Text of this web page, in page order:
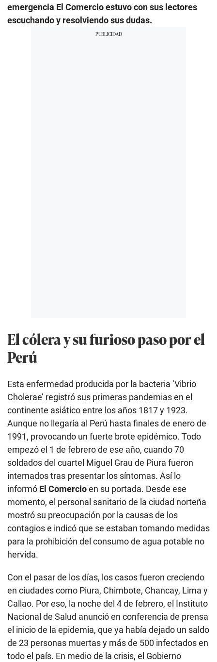
emergencia El Comercio estuvo con sus lectores
escuchando y resolviendo sus dudas.
El cólera y su furioso paso por el
Perú
Esta enfermedad producida por la bacteria ‘Vibrio
Cholerae’ registró sus primeras pandemias en el
continente asiático entre los años 1817 y 1923.
Aunque no llegaría al Perú hasta finales de enero de
1991, provocando un fuerte brote epidémico. Todo
empezó el 1 de febrero de ese año, cuando 70
soldados del cuartel Miguel Grau de Piura fueron
internados tras presentar los síntomas. Así lo
informó El Comercioen su portada. Desde ese
momento, el personal sanitario de la ciudad norteña
mostró su preocupación por la causas de los
contagios e indicó que se estaban tomando medidas
para la prohibición del consumo de agua potable no
hervida.
Con el pasar de los días, los casos fueron creciendo
en ciudades como Piura, Chimbote, Chancay, Lima y
Callao. Por eso, la noche del 4 de febrero, el Instituto
Nacional de Salud anunció en conferencia de prensa
el inicio de la epidemia, que ya había dejado un saldo
de 23 personas muertas y más de 500 infectados en
todo el país. En medio de la crisis, el Gobierno